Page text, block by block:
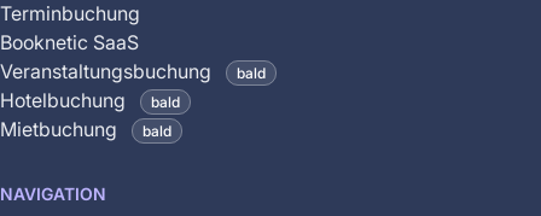
is
coming
soon
and
is
yet
Terminbuchung
Booknetic SaaS
Veranstaltungsbuchung
bald
Hotelbuchung bald
Mietbuchung bald
NAVIGATION